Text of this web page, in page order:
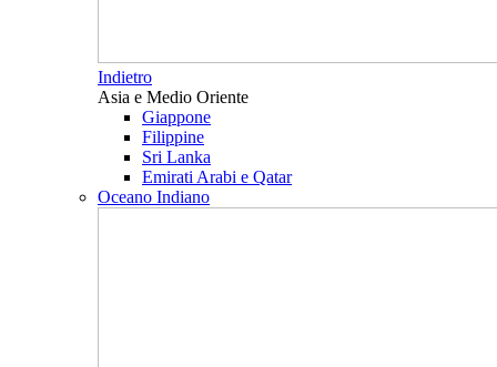
Indietro
Asia e Medio Oriente
Giappone
Filippine
Sri Lanka
Emirati Arabi e Qatar
Oceano Indiano